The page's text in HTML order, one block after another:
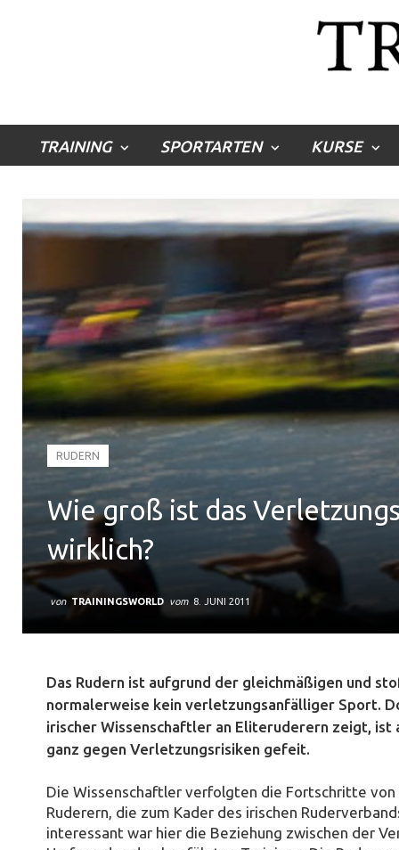
TRAINING SPORTARTEN KURSE
RUDERN
Wie groß ist das
wirklich?
von TRAININGSWORLD vom 8. JUNI 2011
Das Rudern ist aufgrund der gleichmäßigen und
normalerweise kein verletzungsanfälliger Sport.
irischer Wissenschaftler an Eliteruderern zeigt, ist
ganz gegen Verletzungsrisiken gefeit.
Die Wissenschaftler verfolgten die Fortschritte
Ruderern, die zum Kader des irischen
interessant war hier die Beziehung zwischen der